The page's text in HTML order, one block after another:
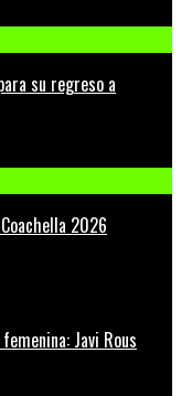
su regreso a
2026
Javi Rous